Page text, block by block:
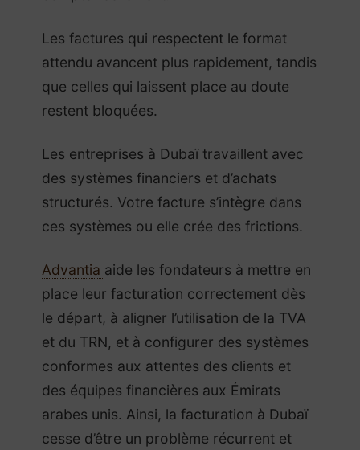
Les factures qui respectent le format
attendu avancent plus rapidement, tandis
que celles qui laissent place au doute
restent bloquées.
Les entreprises à Dubaï travaillent avec
des systèmes financiers et d’achats
structurés. Votre facture s’intègre dans
ces systèmes ou elle crée des frictions.
Advantia aide les fondateurs à mettre en
place leur facturation correctement dès
le départ, à aligner l’utilisation de la TVA
et du TRN, et à configurer des systèmes
conformes aux attentes des clients et
des équipes financières aux Émirats
arabes unis. Ainsi, la facturation à Dubaï
cesse d’être un problème récurrent et